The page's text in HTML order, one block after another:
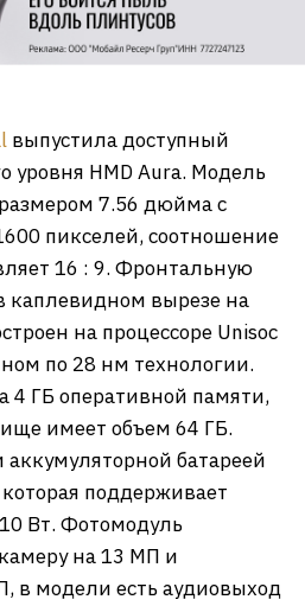
выпустила доступный
уровня HMD Aura. Модель
7.56 дюйма с
пикселей, соотношение
16 : 9. Фронтальную
каплевидном вырезе на
на процессоре Unisoc
по 28 нм технологии.
4 ГБ оперативной памяти,
имеет объем 64 ГБ.
батареей
поддерживает
Вт. Фотомодуль
на 13 МП и
в модели есть аудиовыход